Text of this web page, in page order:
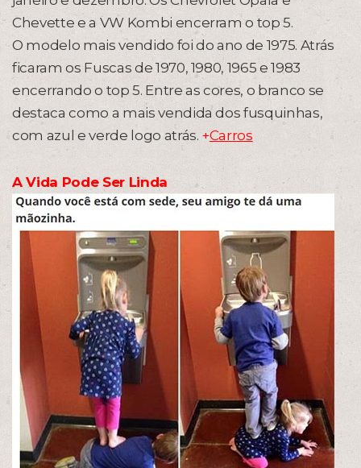
Chevette e a VW Kombi encerram o top 5.
O modelo mais vendido foi do ano de 1975. Atrás
ficaram os Fuscas de 1970, 1980, 1965 e 1983
encerrando o top 5. Entre as cores, o branco se
destaca como a mais vendida dos fusquinhas,
com azul e verde logo atrás.+Carros
A Vida Pode Ser Linda